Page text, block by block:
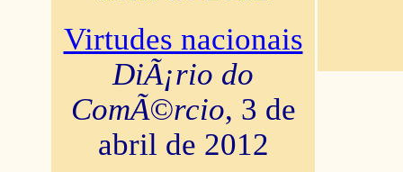
Virtudes nacionais
DiÃ¡rio do
ComÃ©rcio, 3 de
abril de 2012